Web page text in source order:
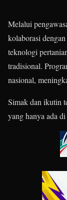
Melalui
kolaborasi
teknologi
tradisional.
nasional,
Simak dan ikutin
yang hanya ada di